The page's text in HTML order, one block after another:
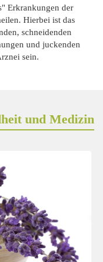
Erkrankungen der
Hierbei ist das
schneidenden
und juckenden
sein.
und Medizin